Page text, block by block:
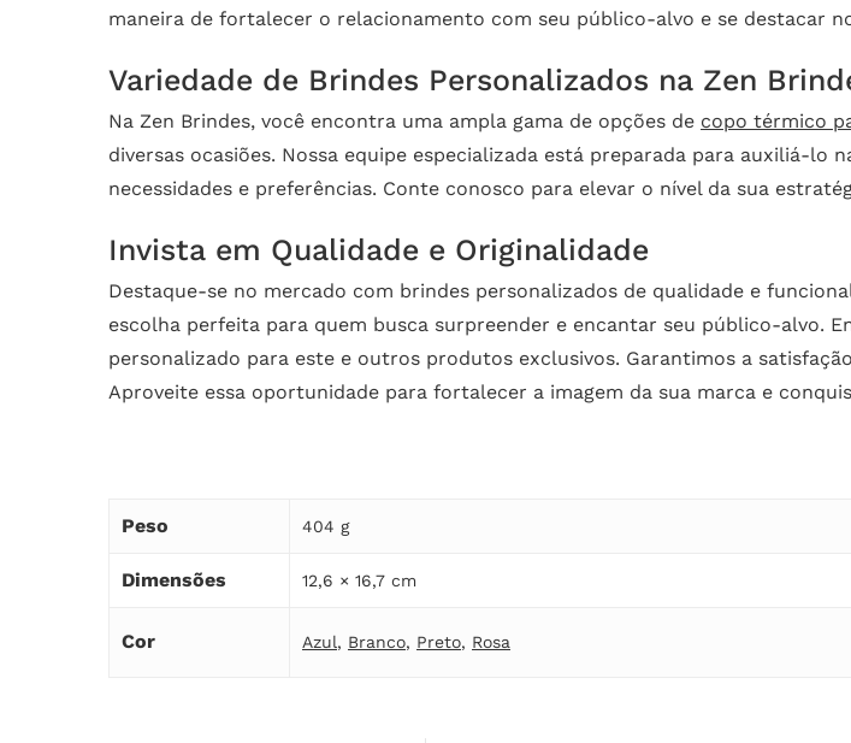
maneira de fortalecer o relacionamento com seu público-alvo e se destacar
Variedade de Brindes Personalizados na Zen
Na Zen Brindes, você encontra uma ampla gama de opções de copo térmico
diversas ocasiões. Nossa equipe especializada está preparada para auxiliá-
necessidades e preferências. Conte conosco para elevar o nível da sua
Invista em Qualidade e Originalidade
Destaque-se no mercado com brindes personalizados de qualidade e
escolha perfeita para quem busca surpreender e encantar seu público-alvo.
personalizado para este e outros produtos exclusivos. Garantimos a
Aproveite essa oportunidade para fortalecer a imagem da sua marca e
Peso 404 g
Dimensões 12,6 × 16,7 cm
Cor Azul, Branco, Preto, Rosa